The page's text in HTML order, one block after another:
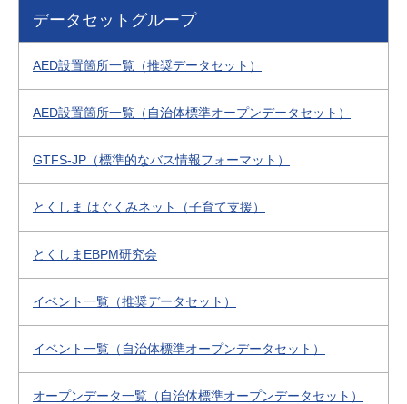
データセットグループ
AED設置箇所一覧（推奨データセット）
AED設置箇所一覧（自治体標準オープンデータセット）
GTFS-JP（標準的なバス情報フォーマット）
とくしま はぐくみネット（子育て支援）
とくしまEBPM研究会
イベント一覧（推奨データセット）
イベント一覧（自治体標準オープンデータセット）
オープンデータ一覧（自治体標準オープンデータセット）